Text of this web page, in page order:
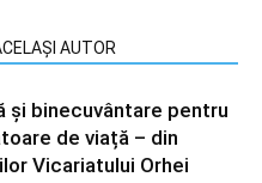
AUTOR
și binecuvântare pentru
de viață – din
Vicariatului Orhei